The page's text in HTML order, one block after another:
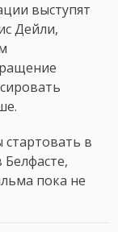
выступят
Дейли,
в
пока не